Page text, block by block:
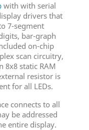
with with serial
drivers that
7-segment
bar-graph
on-chip
scan circuitry,
8x8 static RAM
resistor is
for all LEDs.
connects to all
be addressed
entire display.